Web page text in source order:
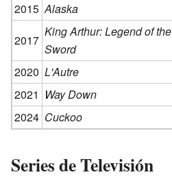
2015 Alaska
2017
King Arthur: Legend of the
Sword
2020 L'Autre
2021 Way Down
2024 Cuckoo
Series de Televisión